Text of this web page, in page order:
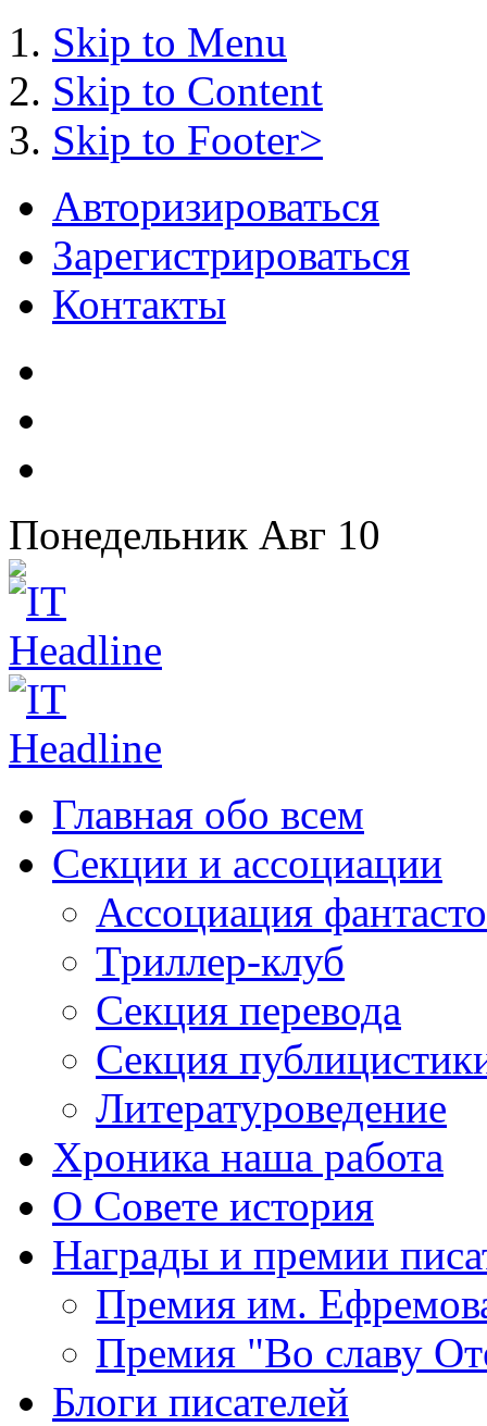
Skip to Menu
Skip to Content
Skip to Footer>
Авторизироваться
Зарегистрироваться
Контакты
Понедельник Авг 10
Главная обо всем
Секции и ассоциации
Ассоциация
Триллер-клуб
Секция перевода
Секция
Литературоведение
Хроника наша работа
О Совете история
Награды и премии
Премия им.
Премия "Во славу
Блоги писателей